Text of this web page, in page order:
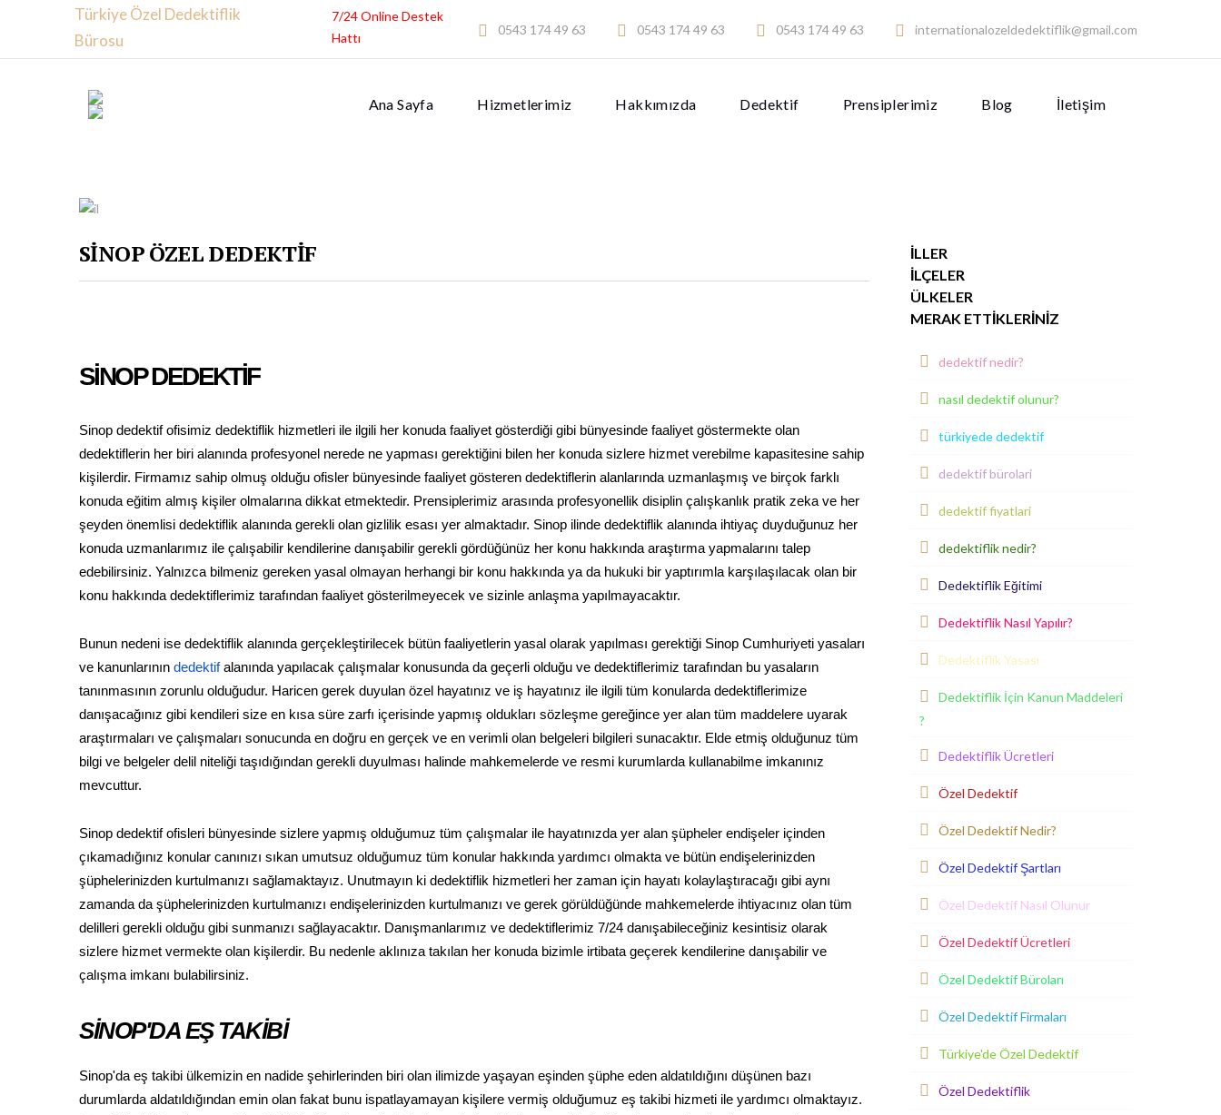
Türkiye Özel Dedektiflik
Bürosu
7/24 Online Destek
Hattı
0543 174 49 63 0543 174 49 63 0543 174 49 63 internationalozeldedektiflik@gmail.com
Ana Sayfa Hizmetlerimiz Hakkımızda Dedektif Prensiplerimiz Blog İletişim
SİNOP ÖZEL DEDEKTİF
SİNOP DEDEKTİF
Sinop dedektif ofisimiz dedektiflik hizmetleri ile ilgili her konuda faaliyet gösterdiği gibi bünyesinde faaliyet göstermekte olan
dedektiflerin her biri alanında profesyonel nerede ne yapması gerektiğini bilen her konuda sizlere hizmet verebilme kapasitesine sahip
kişilerdir. Firmamız sahip olmuş olduğu ofisler bünyesinde faaliyet gösteren dedektiflerin alanlarında uzmanlaşmış ve birçok farklı
konuda eğitim almış kişiler olmalarına dikkat etmektedir. Prensiplerimiz arasında profesyonellik disiplin çalışkanlık pratik zeka ve her
şeyden önemlisi dedektiflik alanında gerekli olan gizlilik esası yer almaktadır. Sinop ilinde dedektiflik alanında ihtiyaç duyduğunuz her
konuda uzmanlarımız ile çalışabilir kendilerine danışabilir gerekli gördüğünüz her konu hakkında araştırma yapmalarını talep
edebilirsiniz. Yalnızca bilmeniz gereken yasal olmayan herhangi bir konu hakkında ya da hukuki bir yaptırımla karşılaşılacak olan bir
konu hakkında dedektiflerimiz tarafından faaliyet gösterilmeyecek ve sizinle anlaşma yapılmayacaktır.
Bunun nedeni ise dedektiflik alanında gerçekleştirilecek bütün faaliyetlerin yasal olarak yapılması gerektiği Sinop Cumhuriyeti yasaları
ve kanunlarının dedektifalanında yapılacak çalışmalar konusunda da geçerli olduğu ve dedektiflerimiz tarafından bu yasaların
tanınmasının zorunlu olduğudur. Haricen gerek duyulan özel hayatınız ve iş hayatınız ile ilgili tüm konularda dedektiflerimize
danışacağınız gibi kendileri size en kısa süre zarfı içerisinde yapmış oldukları sözleşme gereğince yer alan tüm maddelere uyarak
araştırmaları ve çalışmaları sonucunda en doğru en gerçek ve en verimli olan belgeleri bilgileri sunacaktır. Elde etmiş olduğunuz tüm
bilgi ve belgeler delil niteliği taşıdığından gerekli duyulması halinde mahkemelerde ve resmi kurumlarda kullanabilme imkanınız
mevcuttur.
Sinop dedektif ofisleri bünyesinde sizlere yapmış olduğumuz tüm çalışmalar ile hayatınızda yer alan şüpheler endişeler içinden
çıkamadığınız konular canınızı sıkan umutsuz olduğumuz tüm konular hakkında yardımcı olmakta ve bütün endişelerinizden
şüphelerinizden kurtulmanızı sağlamaktayız. Unutmayın ki dedektiflik hizmetleri her zaman için hayatı kolaylaştıracağı gibi aynı
zamanda da şüphelerinizden kurtulmanızı endişelerinizden kurtulmanızı ve gerek görüldüğünde mahkemelerde ihtiyacınız olan tüm
delilleri gerekli olduğu gibi sunmanızı sağlayacaktır. Danışmanlarımız ve dedektiflerimiz 7/24 danışabileceğiniz kesintisiz olarak
sizlere hizmet vermekte olan kişilerdir. Bu nedenle aklınıza takılan her konuda bizimle irtibata geçerek kendilerine danışabilir ve
çalışma imkanı bulabilirsiniz.
SİNOP'DA EŞ TAKİBİ
Sinop'da eş takibi ülkemizin en nadide şehirlerinden biri olan ilimizde yaşayan eşinden şüphe eden aldatıldığını düşünen bazı
durumlarda aldatıldığından emin olan fakat bunu ispatlayamayan kişilere vermiş olduğumuz eş takibi hizmeti ile yardımcı olmaktayız.
İLLER
İLÇELER
ÜLKELER
MERAK ETTIKLERINIZ
dedektif nedir?
nasıl dedektif olunur?
türkiyede dedektif
dedektif bürolari
dedektif fiyatlari
dedektiflik nedir?
Dedektiflik Eğitimi
Dedektiflik Nasıl Yapılır?
Dedektiflik Yasası
Dedektiflik İçin Kanun Maddeleri
?
Dedektiflik Ücretleri
Özel Dedektif
Özel Dedektif Nedir?
Özel Dedektif Şartları
Özel Dedektif Nasıl Olunur
Özel Dedektif Ücretleri
Özel Dedektif Büroları
Özel Dedektif Firmaları
Türkiye'de Özel Dedektif
Özel Dedektiflik